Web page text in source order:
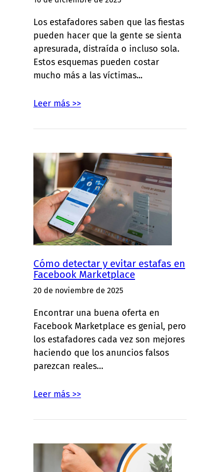
Los estafadores saben que las fiestas
pueden hacer que la gente se sienta
apresurada, distraída o incluso sola.
Estos esquemas pueden costar
mucho más a las víctimas...
Leer más >>
Cómo detectar y evitar estafas en
Facebook Marketplace
20 de noviembre de 2025
Encontrar una buena oferta en
Facebook Marketplace es genial, pero
los estafadores cada vez son mejores
haciendo que los anuncios falsos
parezcan reales…
Leer más >>